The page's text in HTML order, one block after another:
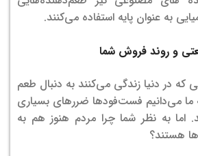
به عنوان پایه استفاده می‌کنند.
و روند فروش شما
که در دنیا زندگی می‌کنند به دنبال طعم
می‌دانیم فست‌فودها ضررهای بسیاری
اما به نظر شما چرا مردم هنوز هم به
هستند؟